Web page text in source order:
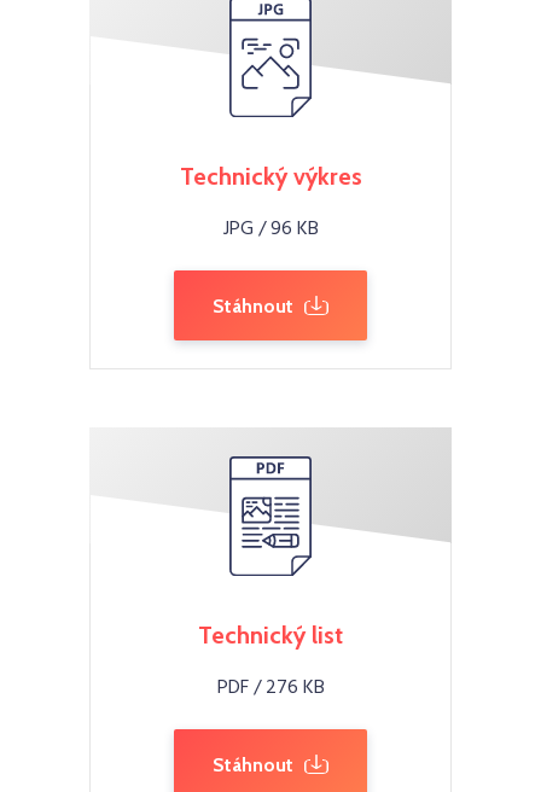
Technický výkres
JPG / 96 KB
Stáhnout
Technický list
PDF / 276 KB
Stáhnout